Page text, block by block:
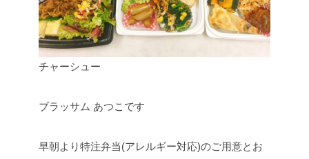
チャーシュー
ブラッサム あつこです
早朝より特注弁当(アレルギー対応)のご用意とお